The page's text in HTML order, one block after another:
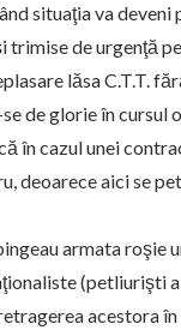
situaţia va deveni
trimise de urgenţă
lăsa C.T.T.
de glorie în cursul
în cazul unei
deoarece aici se
armata roşie
(petliurişti
acestora